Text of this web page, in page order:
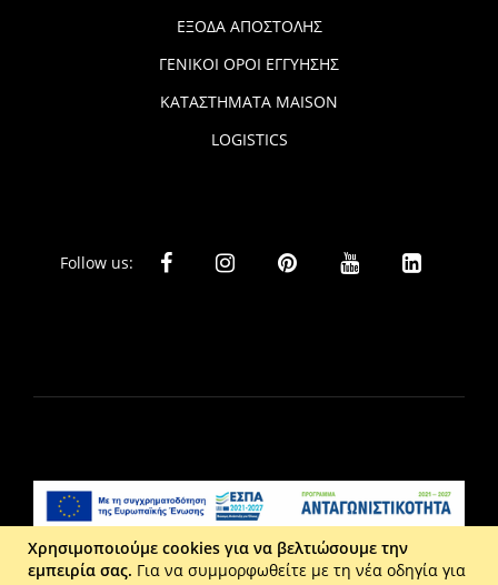
ΕΞΟΔΑ ΑΠΟΣΤΟΛΗΣ
ΓΕΝΙΚΟΙ ΟΡΟΙ ΕΓΓΥΗΣΗΣ
ΚΑΤΑΣΤΗΜΑΤΑ MAISON
LOGISTICS
Follow us:
Χρησιμοποιούμε cookies για να βελτιώσουμε την
εμπειρία σας. Για να συμμορφωθείτε με τη νέα οδηγία για